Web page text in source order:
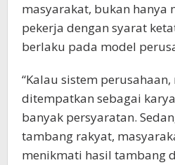
masyarakat, bukan hanya
pekerja dengan syarat
berlaku pada model
“Kalau sistem
ditempatkan sebagai
banyak persyaratan.
tambang rakyat,
menikmati hasil tambang